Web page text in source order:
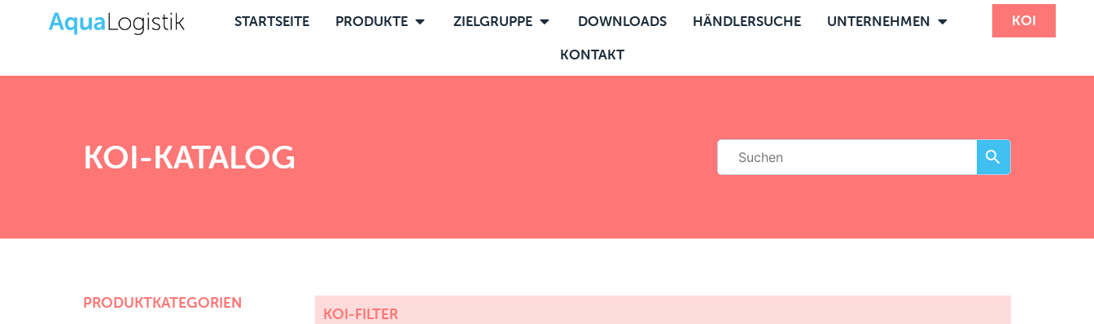
STARTSEITE PRODUKTE ZIELGRUPPE DOWNLOADS HÄNDLERSUCHE
UNTERNEHMEN
KONTAKT
KOI
KOI-KATALOG
PRODUKTKATEGORIEN
KOI-FILTER